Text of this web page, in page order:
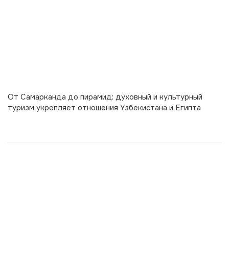
От Самарканда до пирамид: духовный и культурный
туризм укрепляет отношения Узбекистана и Египта